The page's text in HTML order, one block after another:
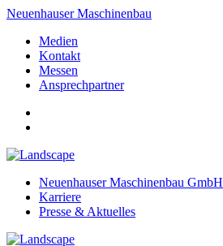
Neuenhauser Maschinenbau
Medien
Kontakt
Messen
Ansprechpartner
Neuenhauser Maschinenbau GmbH
Karriere
Presse & Aktuelles